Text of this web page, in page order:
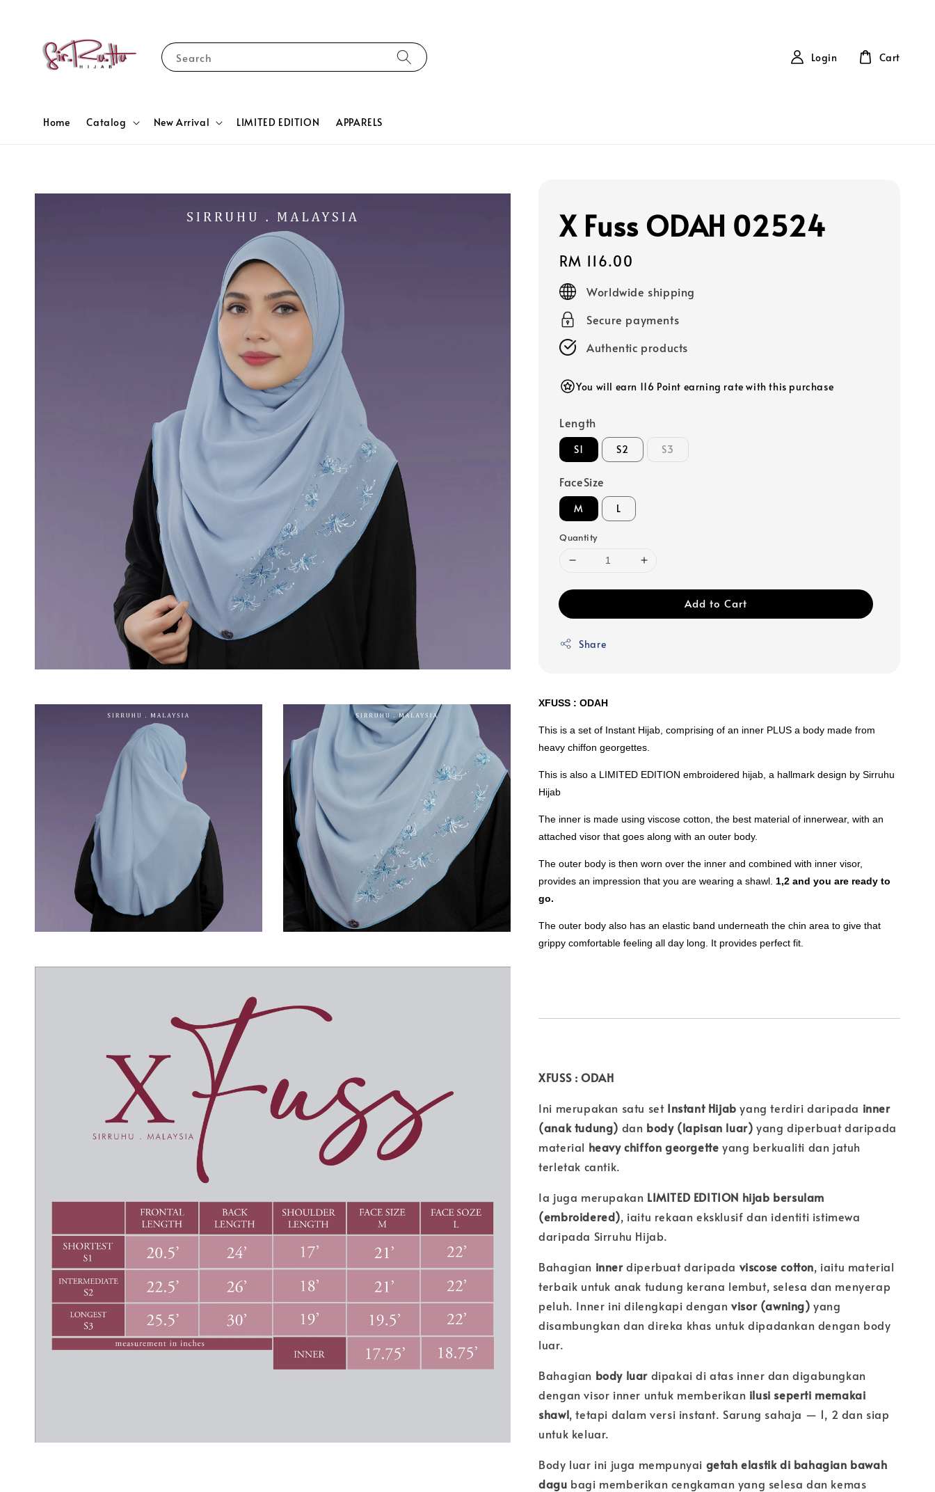
Search
Home Catalog New Arrival LIMITED EDITION APPARELS
Login Cart
X Fuss ODAH 02524
Regular
price
RM 116.00
Worldwide shipping
Secure payments
Authentic products
You will earn 116 Point earning rate with this purchase
Length
S1 S2 S3
FaceSize
M L
Quantity
Add to Cart
Share
XFUSS : ODAH
This is a set of Instant Hijab, comprising of an inner PLUS a body made from
heavy chiffon georgettes.
This is also a LIMITED EDITION embroidered hijab, a hallmark design by Sirruhu
Hijab
The inner is made using viscose cotton, the best material of innerwear, with an
attached visor that goes along with an outer body.
The outer body is then worn over the inner and combined with inner visor,
provides an impression that you are wearing a shawl. 1,2 and you are ready to
go.
The outer body also has an elastic band underneath the chin area to give that
grippy comfortable feeling all day long. It provides perfect fit.
XFUSS : ODAH
Ini merupakan satu set Instant Hijab yang terdiri daripada inner
(anak tudung) dan body (lapisan luar) yang diperbuat daripada
material heavy chiffon georgette yang berkualiti dan jatuh
terletak cantik.
Ia juga merupakan LIMITED EDITION hijab bersulam
(embroidered), iaitu rekaan eksklusif dan identiti istimewa
daripada Sirruhu Hijab.
Bahagian innerdiperbuat daripada viscose cotton, iaitu material
terbaik untuk anak tudung kerana lembut, selesa dan menyerap
peluh. Inner ini dilengkapi denganvisor (awning) yang
disambungkan dan direka khas untuk dipadankan dengan body
luar.
Bahagian body luar dipakai di atas inner dan digabungkan
dengan visor inner untuk memberikan ilusi seperti memakai
shawl, tetapi dalam versi instant. Sarung sahaja — 1, 2 dan siap
untuk keluar.
Body luar ini juga mempunyai getah elastik di bahagian bawah
dagu bagi memberikan cengkaman yang selesa dan kemas